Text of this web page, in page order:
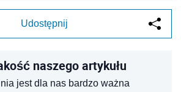
Udostępnij
naszego artykułu
jest dla nas bardzo ważna